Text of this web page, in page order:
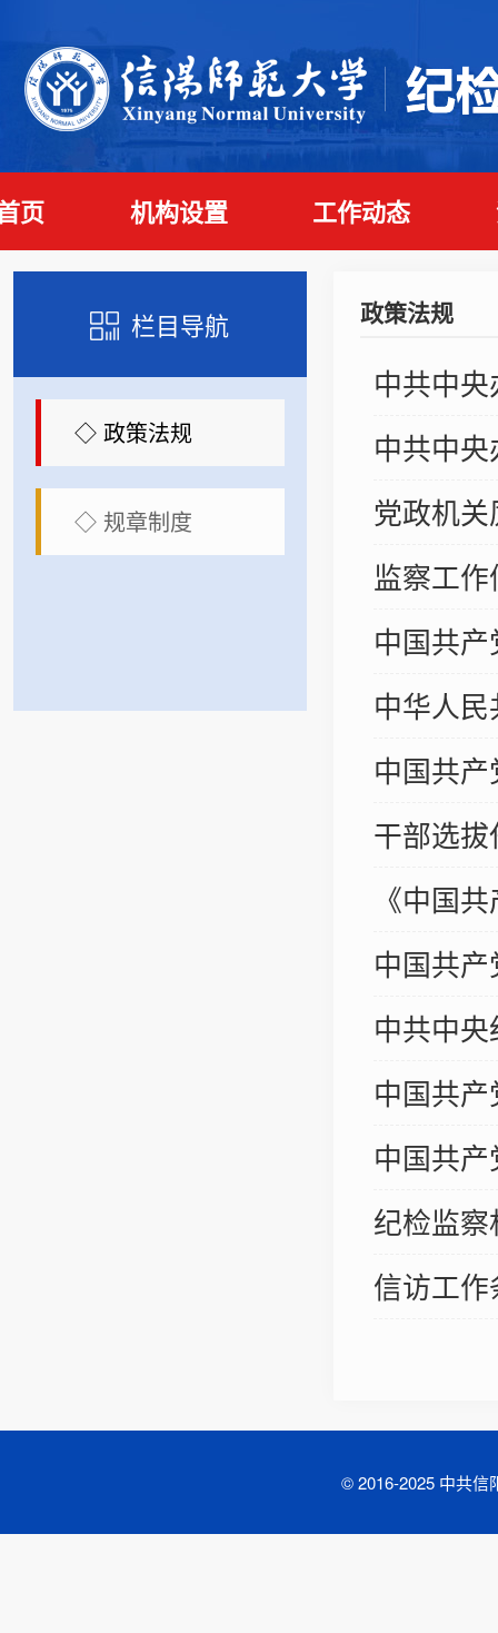
页 机构设置 工作动态
栏目导航
◇ 政策法规
◇ 规章制度
政策法规
中共中
中共中央
党政机
监察工
中国共
中华人
中国共
干部选
《中国
中国共
中共中央纪
中国共
中国共
纪检监
信访工作
© 2016-2025 中共